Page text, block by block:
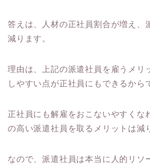
答えは、人材の正社員割合が増え、
減ります。
理由は、上記の派遣社員を雇うメリ
しやすい点が正社員にもできるから
正社員にも解雇をおこないやすくな
の高い派遣社員を取るメリットは減
なので、派遣社員は本当に人的リソ